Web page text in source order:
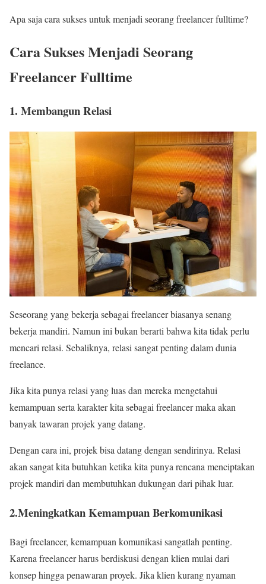
Apa saja cara sukses untuk menjadi seorang freelancer fulltime?
Cara Sukses Menjadi Seorang
Freelancer Fulltime
1. Membangun Relasi
Seseorang yang bekerja sebagai freelancer biasanya senang
bekerja mandiri. Namun ini bukan berarti bahwa kita tidak perlu
mencari relasi. Sebaliknya, relasi sangat penting dalam dunia
freelance.
Jika kita punya relasi yang luas dan mereka mengetahui
kemampuan serta karakter kita sebagai freelancer maka akan
banyak tawaran projek yang datang.
Dengan cara ini, projek bisa datang dengan sendirinya. Relasi
akan sangat kita butuhkan ketika kita punya rencana menciptakan
projek mandiri dan membutuhkan dukungan dari pihak luar.
2.Meningkatkan Kemampuan Berkomunikasi
Bagi freelancer, kemampuan komunikasi sangatlah penting.
Karena freelancer harus berdiskusi dengan klien mulai dari
konsep hingga penawaran proyek. Jika klien kurang nyaman